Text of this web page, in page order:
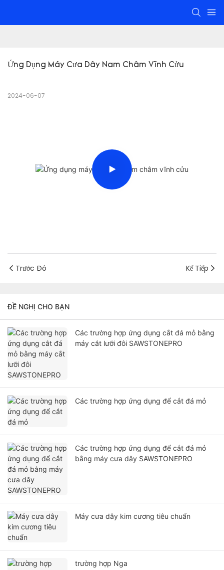
Ứng Dụng Máy Cưa Dây Nam Châm Vĩnh Cửu
2024-06-07
Trước Đó Kế Tiếp
ĐỀ NGHỊ CHO BẠN
Các trường hợp ứng dụng cắt đá mỏ bằng
máy cắt lưỡi đôi SAWSTONEPRO
Các trường hợp ứng dụng để cắt đá mỏ
Các trường hợp ứng dụng để cắt đá mỏ
bằng máy cưa dây SAWSTONEPRO
Máy cưa dây kim cương tiêu chuẩn
trường hợp Nga